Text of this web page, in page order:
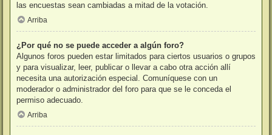
las encuestas sean cambiadas a mitad de la votación.
Arriba
¿Por qué no se puede acceder a algún foro?
Algunos foros pueden estar limitados para ciertos usuarios o grupos
y para visualizar, leer, publicar o llevar a cabo otra acción allí
necesita una autorización especial. Comuníquese con un
moderador o administrador del foro para que se le conceda el
permiso adecuado.
Arriba